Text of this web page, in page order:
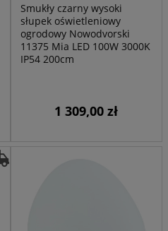
Smukły czarny wysoki
słupek oświetleniowy
ogrodowy Nowodvorski
11375 Mia LED 100W 3000K
IP54 200cm
1 309,00 zł